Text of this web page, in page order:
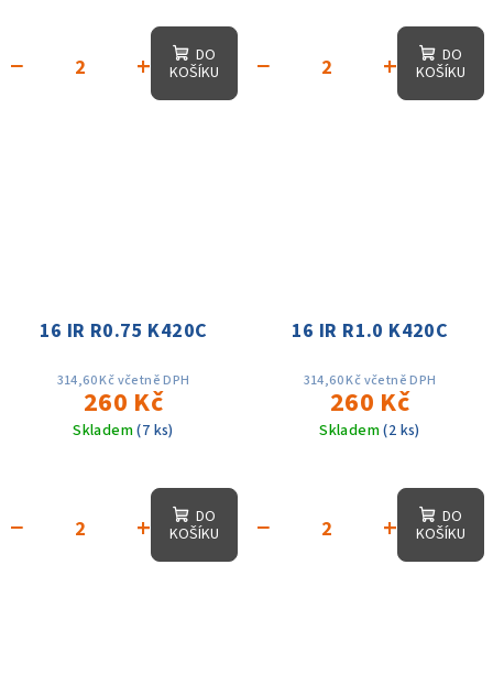
+
−
DO
KOŠÍKU
+
−
DO
KOŠÍKU
16 IR R0.75 K420C
314,60 Kč včetně DPH
260 Kč
Skladem(7 ks)
+
−
DO
KOŠÍKU
16 IR R1.0 K420C
314,60 Kč včetně DPH
260 Kč
Skladem(2 ks)
+
−
DO
KOŠÍKU